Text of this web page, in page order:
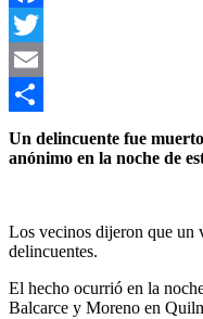
Facebook
Twitter
Email
Compartir
Un delincuente fue
anónimo en la noche de
Los vecinos dijeron que un
delincuentes.
El hecho ocurrió en la
Balcarce y Moreno en